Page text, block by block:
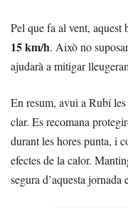
Pel que fa al vent, aquest
15 km/h. Això no
ajudarà a mitigar
En resum, avui a Rubí
clar. Es recomana
durant les hores punta, i
efectes de la calor.
segura d’aquesta jornada